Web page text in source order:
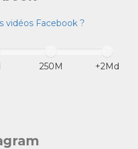
vidéos Facebook ?
250M +2Md